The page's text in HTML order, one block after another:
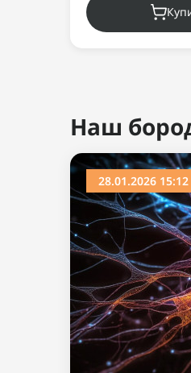
Ви
Хіт продажу
Популярний